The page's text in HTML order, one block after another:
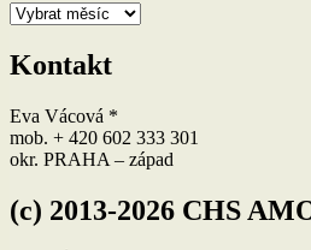
Archivy
Kontakt
Eva Vácová *
mob. + 420 602 333 301
okr. PRAHA – západ
(c) 2013-2026 CHS